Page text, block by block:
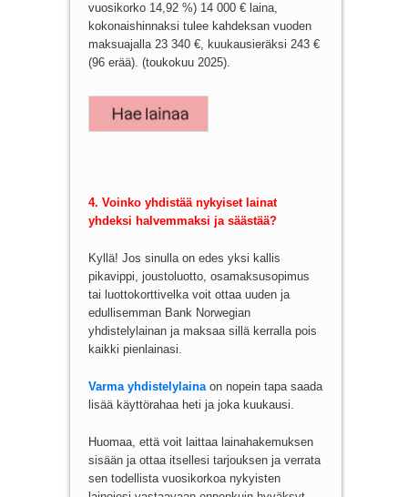
vuosikorko 14,92 %) 14 000 € laina,
kokonaishinnaksi tulee kahdeksan vuoden
maksuajalla 23 340 €, kuukausieräksi 243 €
(96 erää). (toukokuu 2025).
4. Voinko yhdistää nykyiset lainat
yhdeksi halvemmaksi ja säästää?
Kyllä! Jos sinulla on edes yksi kallis
pikavippi, joustoluotto, osamaksusopimus
tai luottokorttivelka voit ottaa uuden ja
edullisemman Bank Norwegian
yhdistelylainan ja maksaa sillä kerralla pois
kaikki pienlainasi.
Varma yhdistelylainaon nopein tapa saada
lisää käyttörahaa heti ja joka kuukausi.
Huomaa, että voit laittaa lainahakemuksen
sisään ja ottaa itsellesi tarjouksen ja verrata
sen todellista vuosikorkoa nykyisten